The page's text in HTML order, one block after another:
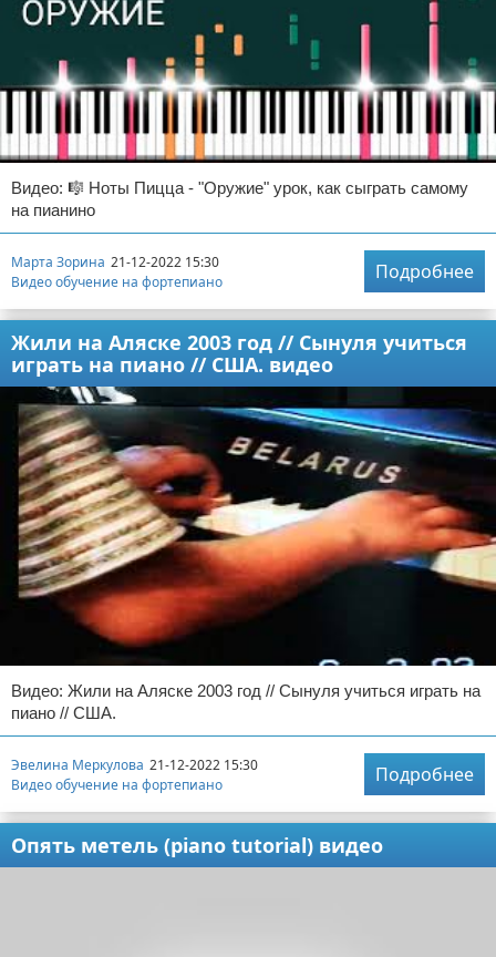
Видео: 🎼 Ноты Пицца - "Оружие" урок, как сыграть самому
на пианино
Марта Зорина 21-12-2022 15:30
Видео обучение на фортепиано
Подробнее
Жили на Аляске 2003 год // Сынуля учиться
играть на пиано // США. видео
Видео: Жили на Аляске 2003 год // Сынуля учиться играть на
пиано // США.
Эвелина Меркулова 21-12-2022 15:30
Видео обучение на фортепиано
Подробнее
Опять метель (piano tutorial) видео